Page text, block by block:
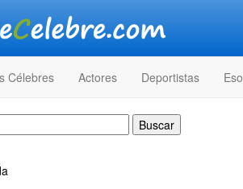
Célebres Actores Deportistas